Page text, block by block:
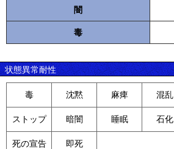
闇
毒
状態異常耐性
毒 沈黙 麻痺 混乱
ストップ 暗闇 睡眠 石化
死の宣告 即死